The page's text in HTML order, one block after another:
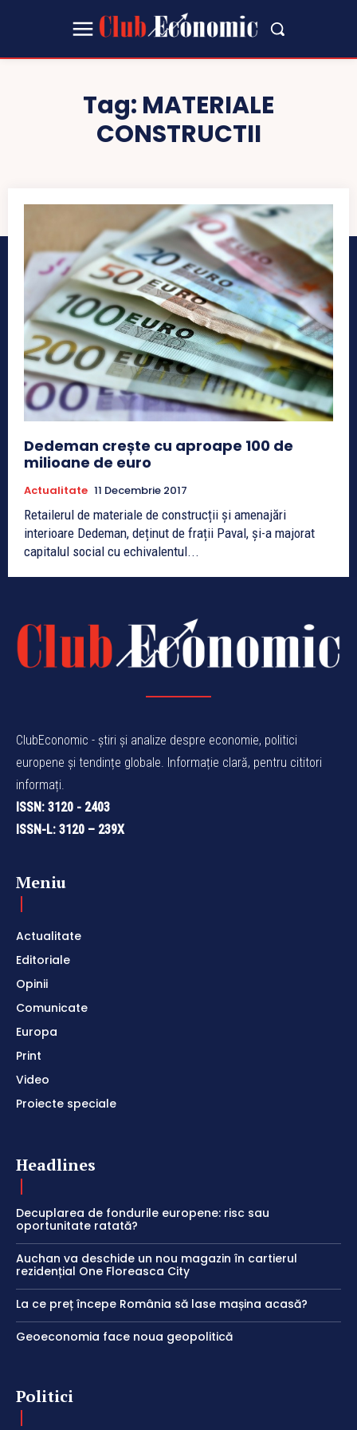
Tag: MATERIALE
CONSTRUCTII
Dedeman crește cu aproape 100 de
milioane de euro
Actualitate 11 Decembrie 2017
Retailerul de materiale de construcții și amenajări
interioare Dedeman, deținut de frații Paval, și-a majorat
capitalul social cu echivalentul...
ClubEconomic - știri și analize despre economie, politici
europene și tendințe globale. Informație clară, pentru cititori
informați.
ISSN: 3120 - 2403
ISSN-L: 3120 – 239X
Meniu
Actualitate
Editoriale
Opinii
Comunicate
Europa
Print
Video
Proiecte speciale
Headlines
Decuplarea de fondurile europene: risc sau
oportunitate ratată?
Auchan va deschide un nou magazin în cartierul
rezidențial One Floreasca City
La ce preț începe România să lase mașina acasă?
Geoeconomia face noua geopolitică
Politici